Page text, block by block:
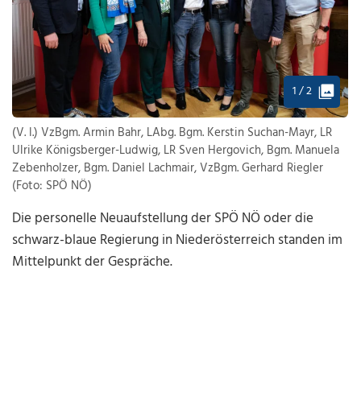
1 / 2
(V. l.) VzBgm. Armin Bahr, LAbg. Bgm. Kerstin Suchan-Mayr, LR
Ulrike Königsberger-Ludwig, LR Sven Hergovich, Bgm. Manuela
Zebenholzer, Bgm. Daniel Lachmair, VzBgm. Gerhard Riegler
(Foto: SPÖ NÖ)
Die personelle Neuaufstellung der SPÖ NÖ oder die
schwarz-blaue Regierung in Niederösterreich standen im
Mittelpunkt der Gespräche.